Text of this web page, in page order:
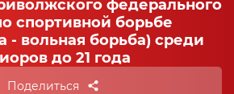
федерального
спортивной борьбе
- вольная борьба) среди
до 21 года
Поделиться